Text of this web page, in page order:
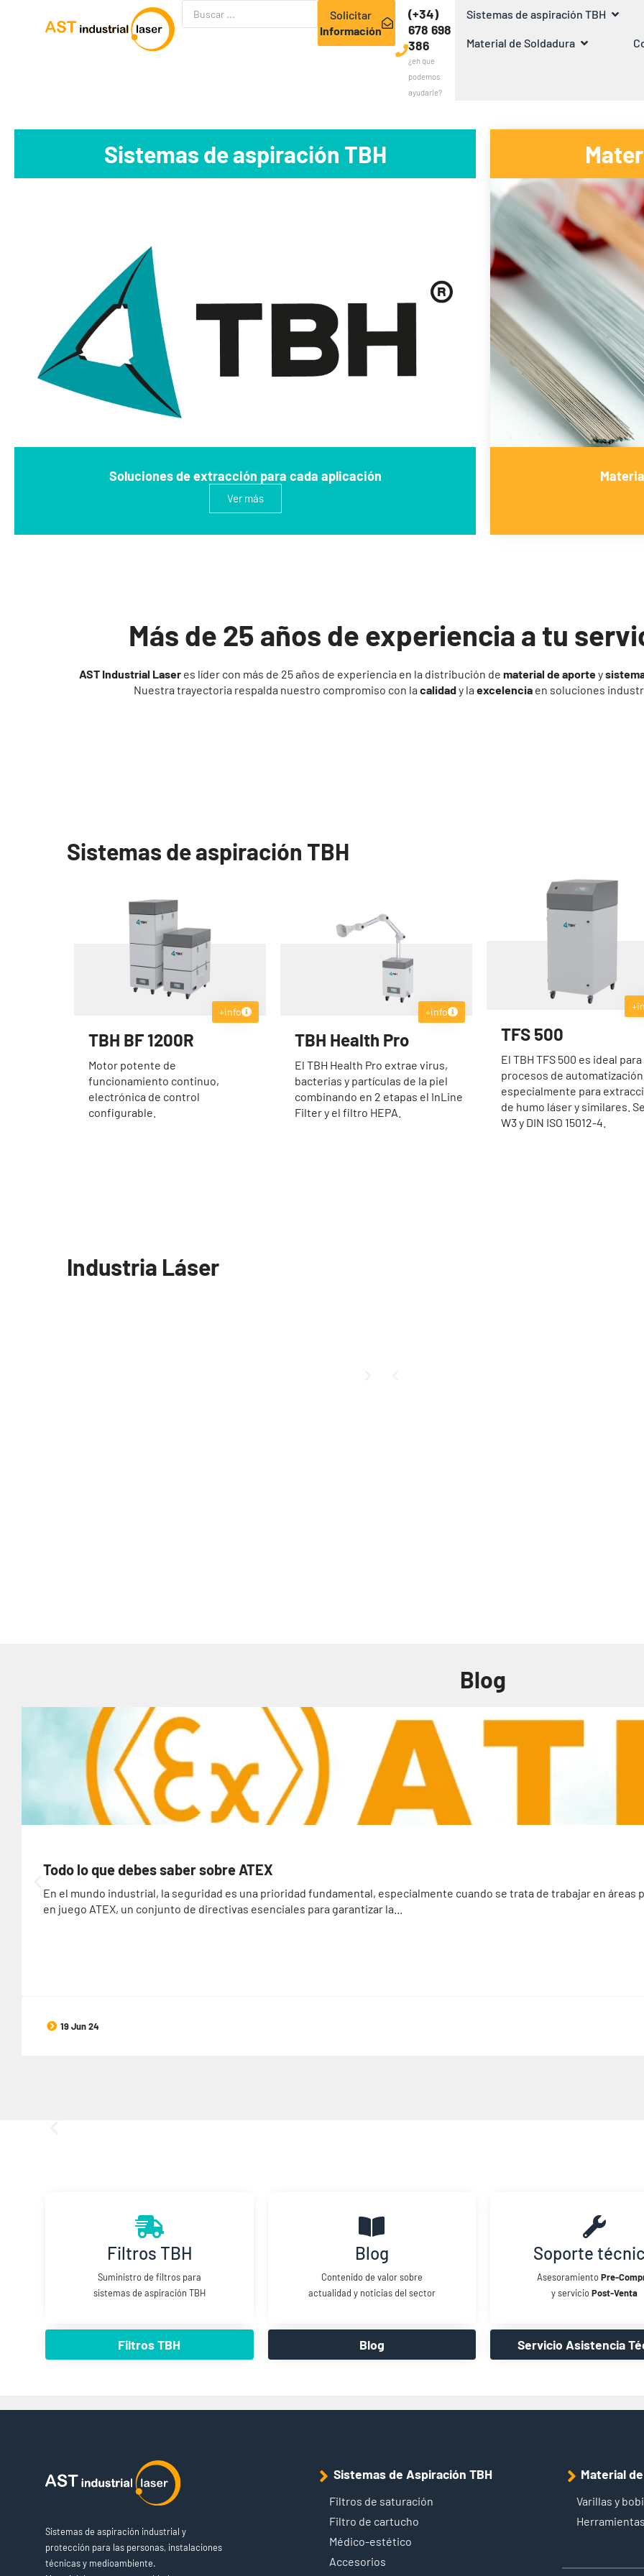
Solicitar
Información
(+34)
678 698
386
¿en que
podemos
ayudarle?
Sistemas de aspiración TBH
Material de Soldadura
Sistemas de aspiración TBH
Soluciones de extracción para cada aplicación
Ver más
Más de 25 años de experiencia a tu
AST Industrial Laser es líder con más de 25 años de experiencia en la distribución de material de aportey
Nuestra trayectoria respalda nuestro compromiso con la calidady la excelenciaen soluciones
Sistemas de aspiración TBH
+info
TBH BF 1200R
Motor potente de
funcionamiento continuo,
electrónica de control
configurable.
+info
TBH Health Pro
El TBH Health Pro extrae virus,
bacterias y partículas de la piel
combinando en 2 etapas el InLine
Filter y el filtro HEPA.
TFS 500
El TBH TFS 500 es ideal para
procesos de
especialmente para
de humo láser y similares.
W3 y DIN ISO 15012-4.
Industria Láser
Blog
Todo lo que debes saber sobre ATEX
En el mundo industrial, la seguridad es una prioridad fundamental, especialmente cuando se trata de trabajar en
en juego ATEX, un conjunto de directivas esenciales para garantizar la...
19 Jun 24
Filtros TBH
Suministro de filtros para
sistemas de aspiración TBH
Filtros TBH
Blog
Contenido de valor sobre
actualidad y noticias del sector
Blog
Soporte
AsesoramientoPre-
y servicioPost-Venta
Servicio Asistencia
Sistemas de aspiración industrial y
protección para las personas, instalaciones
técnicas y medioambiente.
Sistemas de Aspiración TBH
Filtros de saturación
Filtro de cartucho
Médico-estético
Accesorios
Material
Varillas y